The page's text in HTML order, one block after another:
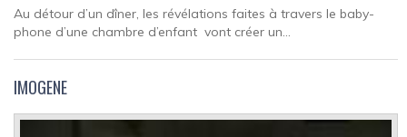
Au détour d’un dîner, les révélations faites à travers le baby-
phone d’une chambre d’enfant vont créer un...
IMOGENE